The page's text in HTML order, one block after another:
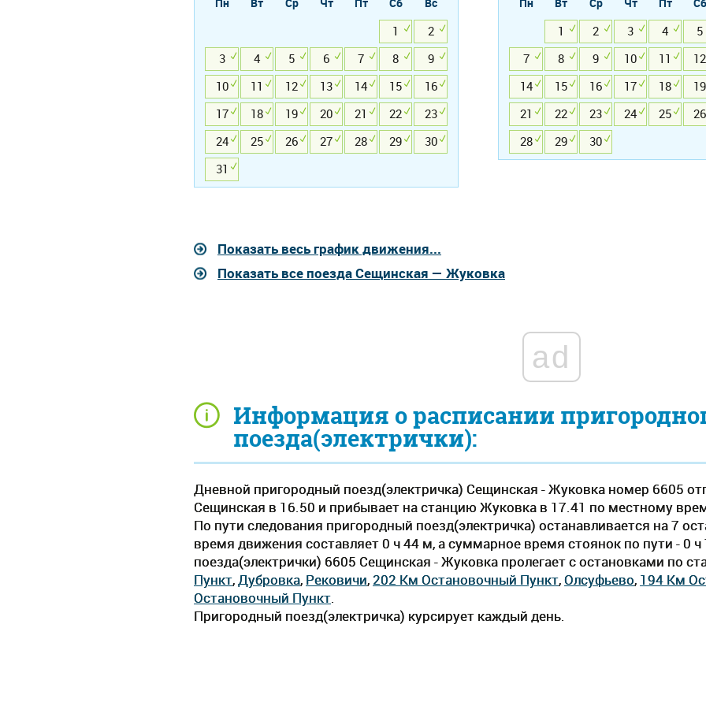
Информация о расписании
поезда(электрички):
Дневной пригородный поезд(электричка) Сещинская - Жуковка номер 6605
Сещинская в 16.50 и прибывает на станцию Жуковка в 17.41 по местному
По пути следования пригородный поезд(электричка) останавливается на 7
время движения составляет 0 ч 44 м, а суммарное время стоянок по пути - 0
поезда(электрички) 6605 Сещинская - Жуковка пролегает c остановками по
Пункт,Дубровка, Рековичи,202 Км Остановочный Пункт,Олсуфьево, 194 Км
Остановочный Пункт.
Пригородный поезд(электричка) курсирует каждый день.
1
2
3
4 5 6 7 8
9
10
11 12 13 14 15
16
17
18 19 20 21 22
23
24
25 26 27 28 29
30
31
1
2 3 4 5
7
8 9 10 11 12
14
15 16 17 18 19
21
22 23 24 25 26
28
29 30
Показать весь график движения...
Показать все поезда Сещинская — Жуковка
ad